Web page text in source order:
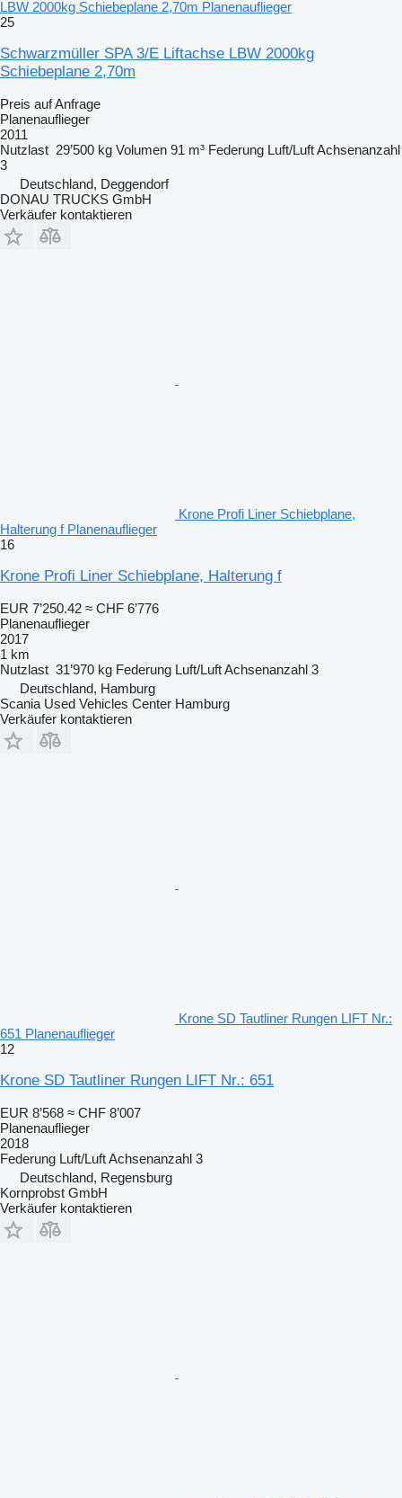
LBW 2000kg Schiebeplane 2,70m Planenauflieger
25
Schwarzmüller SPA 3/E Liftachse LBW 2000kg
Schiebeplane 2,70m
Preis auf Anfrage
Planenauflieger
2011
Nutzlast 29’500 kg Volumen 91 m³ Federung Luft/LuftAchsenanzahl
3
Deutschland, Deggendorf
DONAU TRUCKS GmbH
Verkäufer kontaktieren
Krone Profi Liner Schiebplane,
Halterung f Planenauflieger
16
Krone Profi Liner Schiebplane, Halterung f
EUR 7’250.42 ≈ CHF 6’776
Planenauflieger
2017
1 km
Nutzlast 31’970 kg Federung Luft/LuftAchsenanzahl 3
Deutschland, Hamburg
Scania Used Vehicles Center Hamburg
Verkäufer kontaktieren
Krone SD Tautliner Rungen LIFT Nr.:
651 Planenauflieger
12
Krone SD Tautliner Rungen LIFT Nr.: 651
EUR 8’568 ≈ CHF 8’007
Planenauflieger
2018
Federung Luft/LuftAchsenanzahl 3
Deutschland, Regensburg
Kornprobst GmbH
Verkäufer kontaktieren